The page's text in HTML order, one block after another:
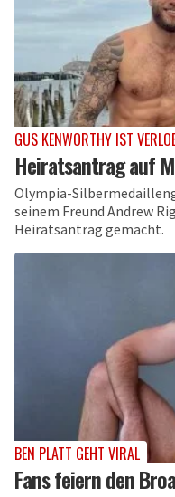
GUS KENWORTHY IST
Heiratsantrag auf
Olympia-
seinem Freund Andrew
Heiratsantrag gemacht.
BEN PLATT GEHT VIRAL
Fans feiern den